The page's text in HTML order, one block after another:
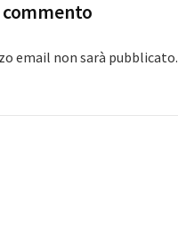
commento
email non sarà pubblicato.